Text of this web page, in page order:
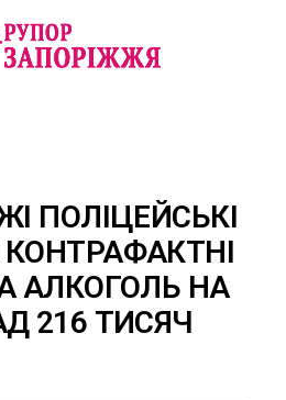
ПОЛІЦЕЙСЬКІ
АЛКОГОЛЬ НА
216 ТИСЯЧ
version